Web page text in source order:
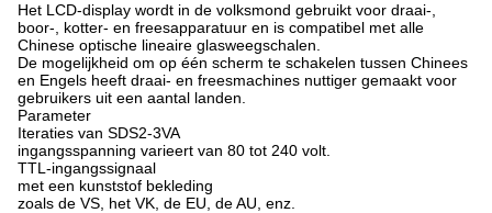
Het LCD-display wordt in de volksmond gebruikt voor draai-,
boor-, kotter- en freesapparatuur en is compatibel met alle
Chinese optische lineaire glasweegschalen.
De mogelijkheid om op één scherm te schakelen tussen Chinees
en Engels heeft draai- en freesmachines nuttiger gemaakt voor
gebruikers uit een aantal landen.
Parameter
Iteraties van SDS2-3VA
ingangsspanning varieert van 80 tot 240 volt.
TTL-ingangssignaal
met een kunststof bekleding
zoals de VS, het VK, de EU, de AU, enz.